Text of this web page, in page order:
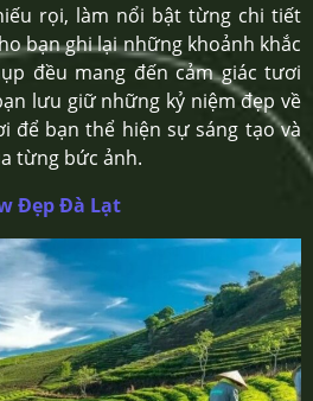
rọi, làm nổi bật từng chi tiết
bạn ghi lại những khoảnh khắc
đều mang đến cảm giác tươi
lưu giữ những kỷ niệm đẹp về
để bạn thể hiện sự sáng tạo và
từng bức ảnh.
Đẹp Đà Lạt